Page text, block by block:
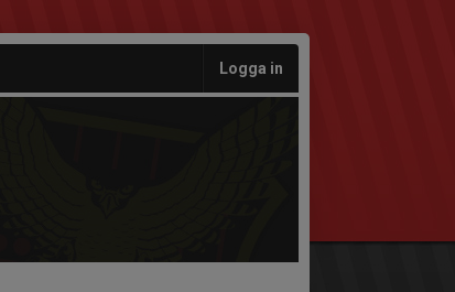
Logga in